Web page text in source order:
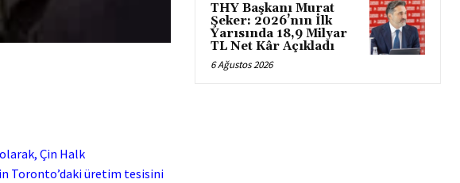
Çin Halk
Toronto’daki üretim tesisini
THY Başkanı Murat
Şeker: 2026’nın İlk
Yarısında 18,9 Milyar
TL Net Kâr Açıkladı
6 Ağustos 2026